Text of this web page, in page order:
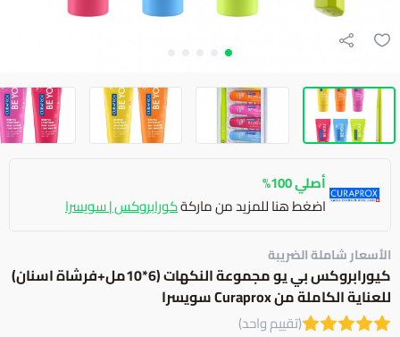
أصلي 100%
اضغط هنا للمزيد من ماركةكورابروكس | سويسرا
الأسعار شاملة الضريبة
كيورابروكس بي يو مجموعة النكهات (6*10مل+فرشاة اسنان)
للعناية الكاملة من Curaprox سويسرا
(تقييم واحد)